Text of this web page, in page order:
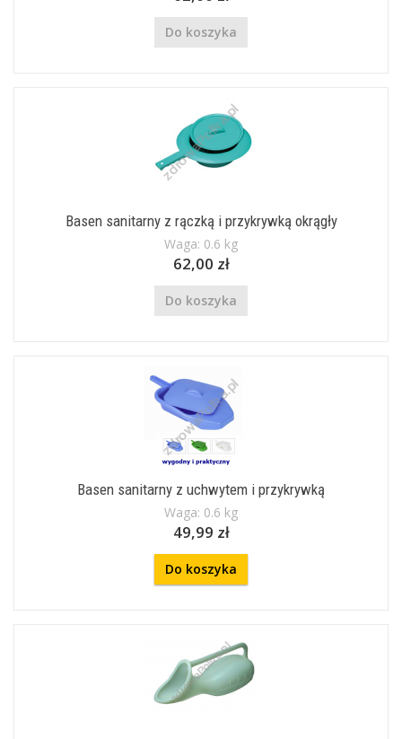
Do koszyka
Basen sanitarny z rączką i przykrywką okrągły
Waga: 0.6 kg
62,00 zł
Do koszyka
Basen sanitarny z uchwytem i przykrywką
Waga: 0.6 kg
49,99 zł
Do koszyka